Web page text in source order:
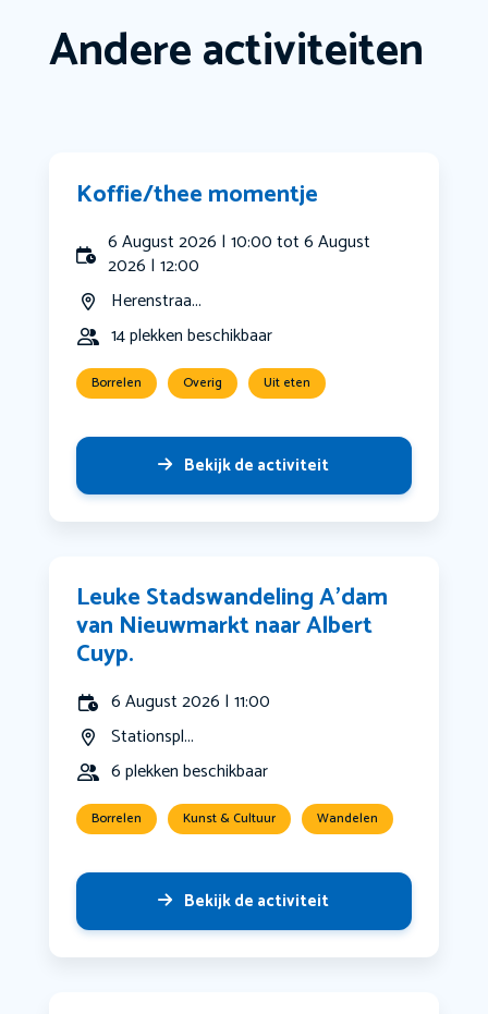
Andere activiteiten
Koffie/thee momentje
6 August 2026 | 10:00 tot 6 August
2026 | 12:00
Herenstraa...
14 plekken beschikbaar
Borrelen Overig Uit eten
Bekijk de activiteit
Leuke Stadswandeling A’dam
van Nieuwmarkt naar Albert
Cuyp.
6 August 2026 | 11:00
Stationspl...
6 plekken beschikbaar
Borrelen Kunst & Cultuur Wandelen
Bekijk de activiteit